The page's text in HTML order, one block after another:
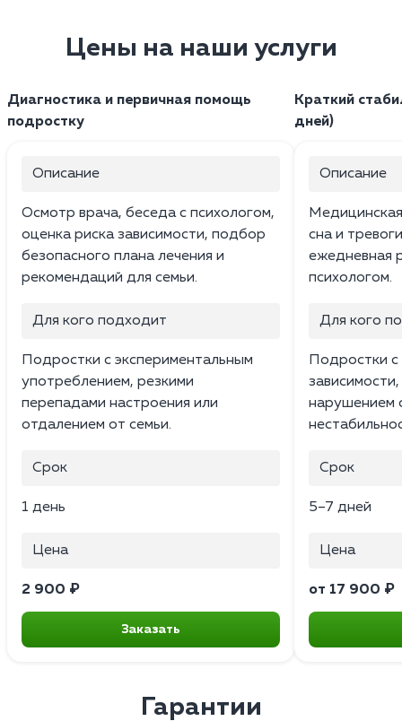
Цены на наши услуги
Диагностика и первичная помощь
подростку
Описание
Осмотр врача, беседа с психологом,
оценка риска зависимости, подбор
безопасного плана лечения и
рекомендаций для семьи.
Для кого подходит
Подростки с экспериментальным
употреблением, резкими
перепадами настроения или
отдалением от семьи.
Срок
1 день
Цена
2 900 ₽
Заказать
Краткий
дней)
Описание
сна и
ежедневная
психологом.
Для кого
Подростки с
нарушением
Срок
5–7 дней
Цена
от 17 900 ₽
Гарантии